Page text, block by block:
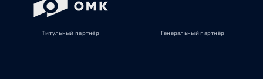
Титульный партнёр Генеральный партнёр